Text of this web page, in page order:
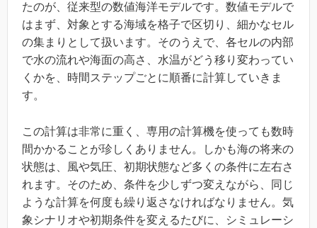
たのが、従来型の数値海洋モデルです。数値モデルで
はまず、対象とする海域を格子で区切り、細かなセル
の集まりとして扱います。そのうえで、各セルの内部
で水の流れや海面の高さ、水温がどう移り変わってい
くかを、時間ステップごとに順番に計算していきま
す。
この計算は非常に重く、専用の計算機を使っても数時
間かかることが珍しくありません。しかも海の将来の
状態は、風や気圧、初期状態など多くの条件に左右さ
れます。そのため、条件を少しずつ変えながら、同じ
ような計算を何度も繰り返さなければなりません。気
象シナリオや初期条件を変えるたびに、シミュレーシ